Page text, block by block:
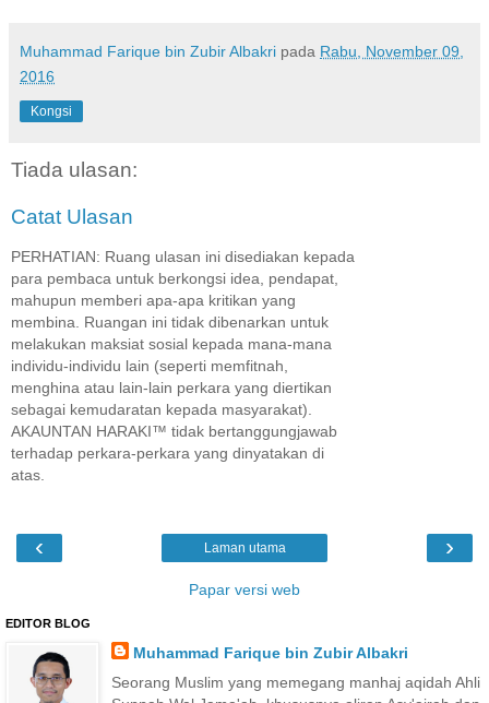
Muhammad Farique bin Zubir Albakri pada Rabu, November 09,
2016
Kongsi
Tiada ulasan:
Catat Ulasan
PERHATIAN: Ruang ulasan ini disediakan kepada
para pembaca untuk berkongsi idea, pendapat,
mahupun memberi apa-apa kritikan yang
membina. Ruangan ini tidak dibenarkan untuk
melakukan maksiat sosial kepada mana-mana
individu-individu lain (seperti memfitnah,
menghina atau lain-lain perkara yang diertikan
sebagai kemudaratan kepada masyarakat).
AKAUNTAN HARAKI™ tidak bertanggungjawab
terhadap perkara-perkara yang dinyatakan di
atas.
‹ ›
Laman utama
Papar versi web
EDITOR BLOG
Muhammad Farique bin Zubir Albakri
Seorang Muslim yang memegang manhaj aqidah Ahli